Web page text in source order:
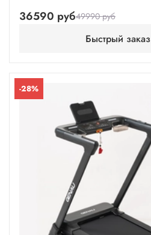
36590 руб49990 руб
Быстрый заказ
-28%